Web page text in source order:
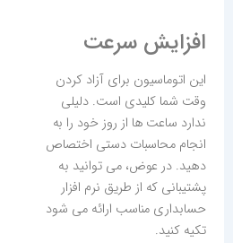
افزایش سرعت
این اتوماسیون برای آزاد کردن
وقت شما کلیدی است. دلیلی
ندارد ساعت ها از روز خود را به
انجام محاسبات دستی اختصاص
دهید. در عوض، می توانید به
پشتیبانی که از طریق نرم افزار
حسابداری مناسب ارائه می شود
تکیه کنید.